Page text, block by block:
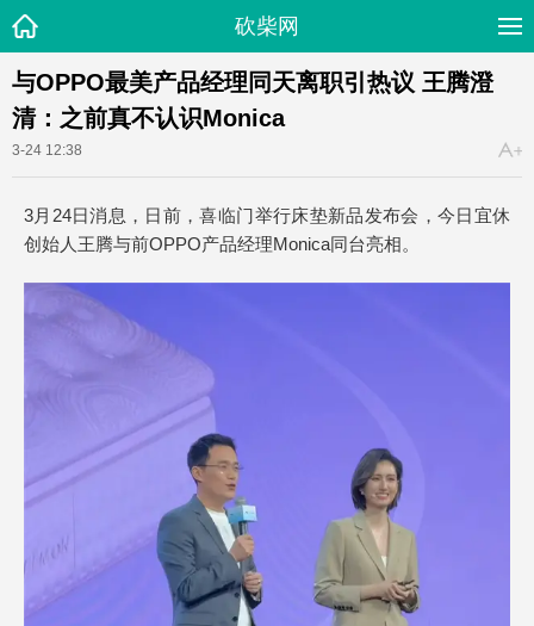
砍柴网
与OPPO最美产品经理同天离职引热议 王腾澄
清：之前真不认识Monica
3-24 12:38
3月24日消息，日前，喜临门举行床垫新品发布会，今日宜休
创始人王腾与前OPPO产品经理Monica同台亮相。